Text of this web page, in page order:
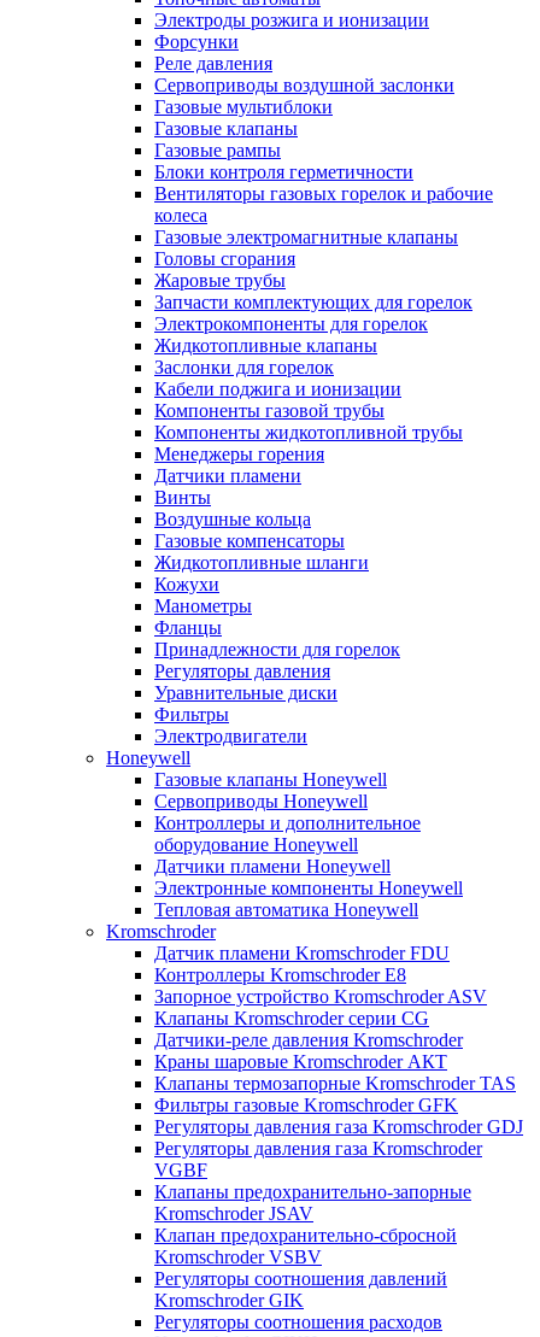
Электроды розжига и ионизации
Форсунки
Реле давления
Сервоприводы воздушной заслонки
Газовые мультиблоки
Газовые клапаны
Газовые рампы
Блоки контроля герметичности
Вентиляторы газовых горелок и рабочие
колеса
Газовые электромагнитные клапаны
Головы сгорания
Жаровые трубы
Запчасти комплектующих для горелок
Электрокомпоненты для горелок
Жидкотопливные клапаны
Заслонки для горелок
Кабели поджига и ионизации
Компоненты газовой трубы
Компоненты жидкотопливной трубы
Менеджеры горения
Датчики пламени
Винты
Воздушные кольца
Газовые компенсаторы
Жидкотопливные шланги
Кожухи
Манометры
Фланцы
Принадлежности для горелок
Регуляторы давления
Уравнительные диски
Фильтры
Электродвигатели
Honeywell
Газовые клапаны Honeywell
Сервоприводы Honeywell
Контроллеры и дополнительное
оборудование Honeywell
Датчики пламени Honeywell
Электронные компоненты Honeywell
Тепловая автоматика Honeywell
Kromschroder
Датчик пламени Kromschroder FDU
Контроллеры Kromschroder E8
Запорное устройство Kromschroder ASV
Клапаны Kromschroder серии CG
Датчики-реле давления Kromschroder
Краны шаровые Kromschroder АКТ
Клапаны термозапорные Kromschroder TAS
Фильтры газовые Kromschroder GFK
Регуляторы давления газа Kromschroder GDJ
Регуляторы давления газа Kromschroder
VGBF
Клапаны предохранительно-запорные
Kromschroder JSAV
Клапан предохранительно-сбросной
Kromschroder VSBV
Регуляторы соотношения давлений
Kromschroder GIK
Регуляторы соотношения расходов